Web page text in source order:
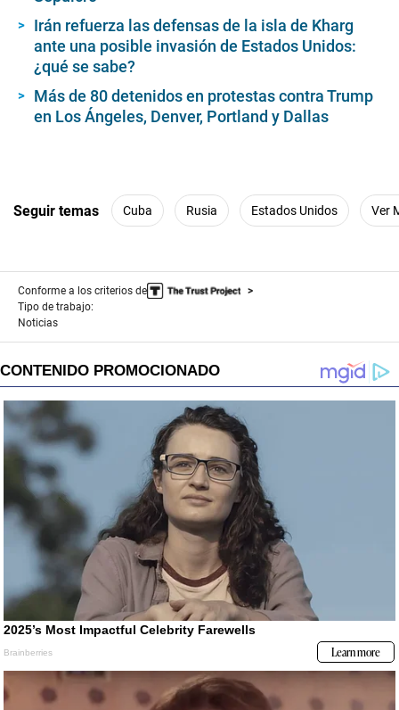
Irán refuerza las defensas de la isla de Kharg
ante una posible invasión de Estados Unidos:
¿qué se sabe?
Más de 80 detenidos en protestas contra Trump
en Los Ángeles, Denver, Portland y Dallas
Seguir temas Cuba Rusia Estados Unidos Ver
Conforme a los criterios de
Tipo de trabajo:
Noticias